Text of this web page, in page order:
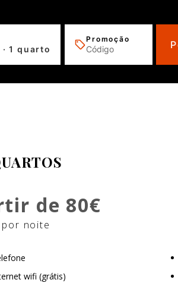
1 quarto
Promoção
de 80€
por noite
wifi (grátis)